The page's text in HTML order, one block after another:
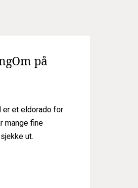
på
er et eldorado for
mange fine
ut.